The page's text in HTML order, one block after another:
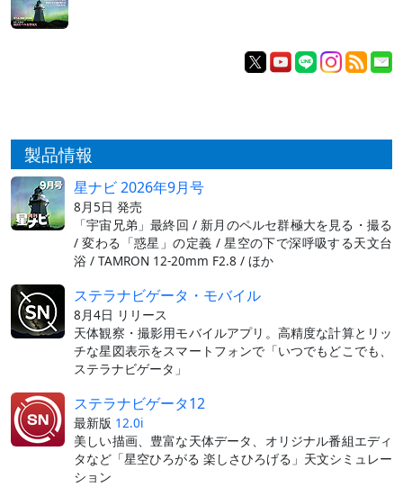
製品情報
星ナビ 2026年9月号
8月5日 発売
「宇宙兄弟」最終回 / 新月のペルセ群極大を見る・撮る
/ 変わる「惑星」の定義 / 星空の下で深呼吸する天文台
浴 / TAMRON 12-20mm F2.8 / ほか
ステラナビゲータ・モバイル
8月4日 リリース
天体観察・撮影用モバイルアプリ。高精度な計算とリッ
チな星図表示をスマートフォンで「いつでもどこでも、
ステラナビゲータ」
ステラナビゲータ12
最新版 12.0i
美しい描画、豊富な天体データ、オリジナル番組エディ
タなど「星空ひろがる 楽しさひろげる」天文シミュレー
ション